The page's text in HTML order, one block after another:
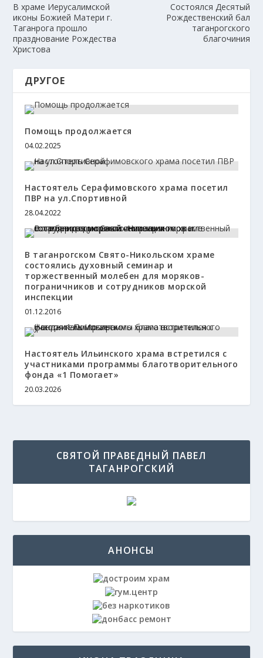
В храме Иерусалимской
иконы Божией Матери г.
Таганрога прошло
празднование Рождества
Христова
Состоялся Десятый
Рождественский бал
таганрогского
благочиния
ДРУГОЕ
Помощь продолжается
04.02.2025
Настоятель Серафимовского храма посетил
ПВР на ул.Спортивной
28.04.2022
В таганрогском Свято-Никольском храме
состоялись духовный семинар и
торжественный молебен для моряков-
пограничников и сотрудников морской
инспекции
01.12.2016
Настоятель Ильинского храма встретился с
участниками программы благотворительного
фонда «1 Помогает»
20.03.2026
СВЯТОЙ ПРАВЕДНЫЙ ПАВЕЛ
ТАГАНРОГСКИЙ
АНОНСЫ